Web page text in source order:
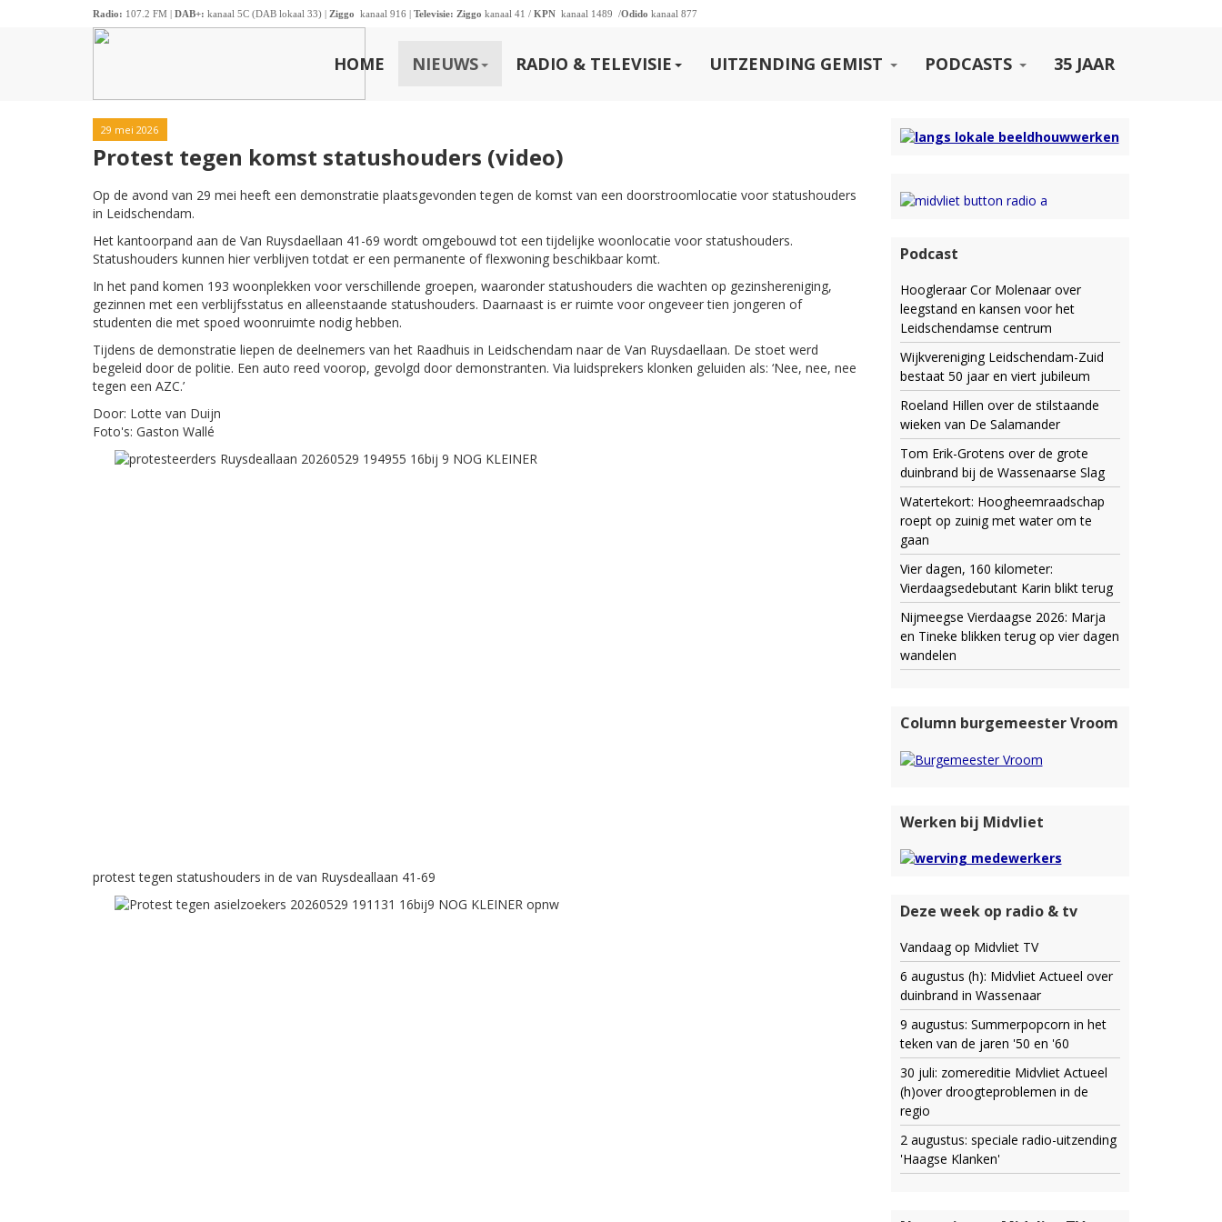
Radio: 107.2 FM | DAB+: kanaal 5C (DAB lokaal 33) | Ziggo kanaal 916 | Televisie: Ziggo kanaal 41 / KPN kanaal 1489 /Odido kanaal 877
HOME NIEUWS RADIO & TELEVISIE UITZENDING GEMIST PODCASTS 35 JAAR
29 mei 2026
Protest tegen komst statushouders (video)
Op de avond van 29 mei heeft een demonstratie plaatsgevonden tegen de komst van een doorstroomlocatie voor statushouders
in Leidschendam.
Het kantoorpand aan de Van Ruysdaellaan 41-69 wordt omgebouwd tot een tijdelijke woonlocatie voor statushouders.
Statushouders kunnen hier verblijven totdat er een permanente of flexwoning beschikbaar komt.
In het pand komen 193 woonplekken voor verschillende groepen, waaronder statushouders die wachten op gezinshereniging,
gezinnen met een verblijfsstatus en alleenstaande statushouders. Daarnaast is er ruimte voor ongeveer tien jongeren of
studenten die met spoed woonruimte nodig hebben.
Tijdens de demonstratie liepen de deelnemers van het Raadhuis in Leidschendam naar de Van Ruysdaellaan. De stoet werd
begeleid door de politie. Een auto reed voorop, gevolgd door demonstranten. Via luidsprekers klonken geluiden als: ‘Nee, nee, nee
tegen een AZC.’
Door: Lotte van Duijn
Foto's: Gaston Wallé
protest tegen statushouders in de van Ruysdeallaan 41-69
Podcast
Hoogleraar Cor Molenaar over
leegstand en kansen voor het
Leidschendamse centrum
Wijkvereniging Leidschendam-Zuid
bestaat 50 jaar en viert jubileum
Roeland Hillen over de stilstaande
wieken van De Salamander
Tom Erik-Grotens over de grote
duinbrand bij de Wassenaarse Slag
Watertekort: Hoogheemraadschap
roept op zuinig met water om te
gaan
Vier dagen, 160 kilometer:
Vierdaagsedebutant Karin blikt terug
Nijmeegse Vierdaagse 2026: Marja
en Tineke blikken terug op vier dagen
wandelen
Column burgemeester Vroom
Werken bij Midvliet
Deze week op radio & tv
Vandaag op Midvliet TV
6 augustus (h): Midvliet Actueel over
duinbrand in Wassenaar
9 augustus: Summerpopcorn in het
teken van de jaren '50 en '60
30 juli: zomereditie Midvliet Actueel
(h)over droogteproblemen in de
regio
2 augustus: speciale radio-uitzending
'Haagse Klanken'